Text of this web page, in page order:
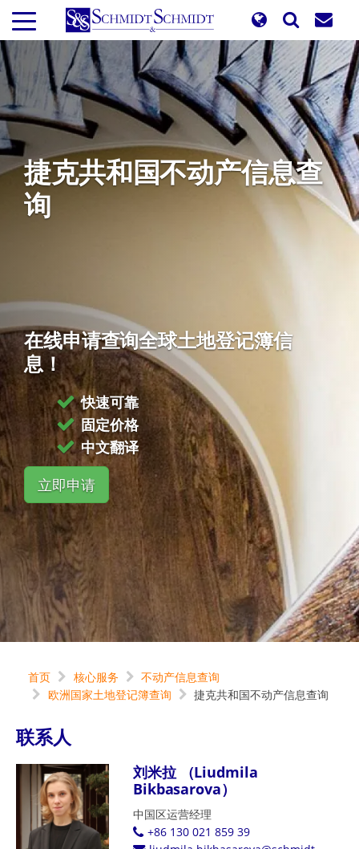
到
主
要
内
容
捷克共和国不动产信息查
询
在线申请查询全球土地登记簿信
息！
快速可靠
固定价格
中文翻译
立即申请
首页 核心服务
不动产信息查询
欧洲国家土地登记簿查询
捷克共和国不动产信息查询
联系人
刘米拉 （Liudmila
Bikbasarova）
中国区运营经理
+86 130 021 859 39